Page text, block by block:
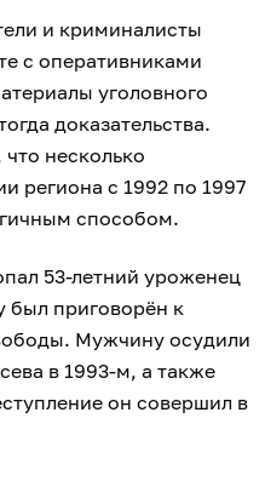
и криминалисты
с оперативниками
уголовного
доказательства.
несколько
региона с 1992 по 1997
способом.
53-летний уроженец
был приговорён к
Мужчину осудили
в 1993-м, а также
он совершил в